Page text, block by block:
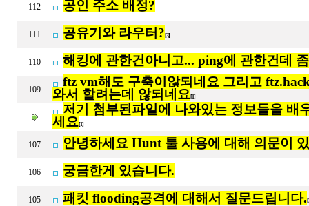
112 공인 주소 배정?
111 공유기와 라우터? [3]
110 해킹에 관한건아니고... ping에 관한건데
109
ftz vm해도 구축이않되네요 그리고
와서 할려는데 않되네요[1]
저기 첨부된파일에 나와있는 정보들을 배
세요[1]
107 안녕하세요 Hunt 툴 사용에 대해 의문이
106 궁금한게 있습니다.
105 패킷 flooding공격에 대해서 질문드립니다.